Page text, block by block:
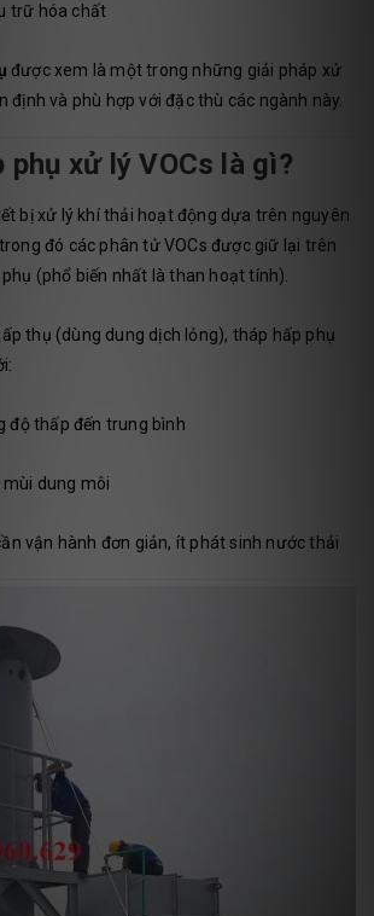
trữ hóa chất
được xem là một trong những giải pháp xử
định và phù hợp với đặc thù các ngành này.
phụ xử lý VOCs là gì?
bị xử lý khí thải hoạt động dựa trên nguyên
đó các phân tử VOCs được giữ lại trên
(phổ biến nhất là than hoạt tính).
thụ (dùng dung dịch lỏng), tháp hấp phụ
độ thấp đến trung bình
mùi dung môi
vận hành đơn giản, ít phát sinh nước thải